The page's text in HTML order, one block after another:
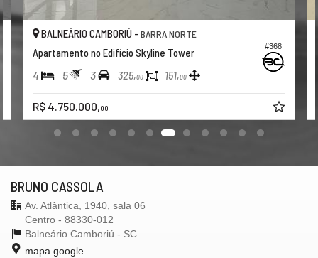
#368
BALNEÁRIO CAMBORIÚ - BARRA NORTE
Apartamento no Edifício Skyline Tower
4 5 3 325,00 151,00
R$ 4.750.000,00
BRUNO CASSOLA
Av. Atlântica, 1940, sala 06
Centro - 88330-012
Balneário Camboriú - SC
mapa google